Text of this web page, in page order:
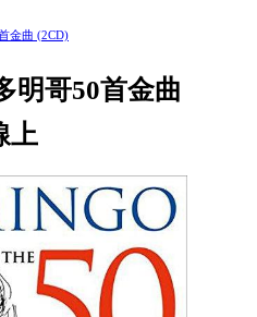
金曲 (2CD)
明哥50首金曲
上